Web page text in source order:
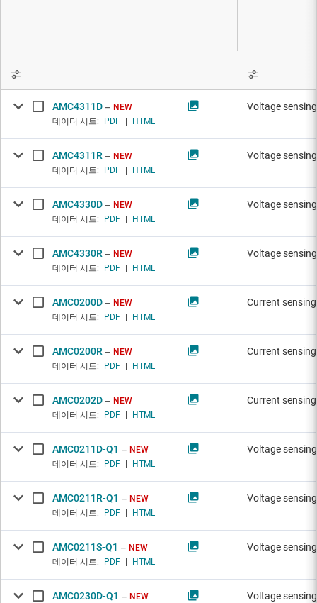
AMC4311D
NEW
데이터 시트:
PDF HTML
Voltage sensing
AMC4311R
NEW
데이터 시트:
PDF HTML
Voltage sensing
AMC4330D
NEW
데이터 시트:
PDF HTML
Voltage sensing
AMC4330R
NEW
데이터 시트:
PDF HTML
Voltage sensing
AMC0200D
NEW
데이터 시트:
PDF HTML
Current sensing
AMC0200R
NEW
데이터 시트:
PDF HTML
Current sensing
AMC0202D
NEW
데이터 시트:
PDF HTML
Current sensing
AMC0211D-Q1
NEW
데이터 시트:
PDF HTML
Voltage sensing
AMC0211R-Q1
NEW
데이터 시트:
PDF HTML
Voltage sensing
AMC0211S-Q1
NEW
데이터 시트:
PDF HTML
Voltage sensing
AMC0230D-Q1
NEW
Voltage sensing